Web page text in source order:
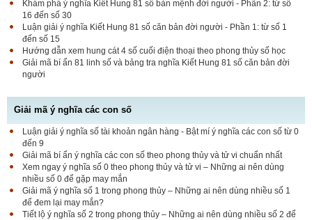
Khám phá ý nghĩa Kiết Hung 81 số bản mệnh đời người - Phần 2: từ số
16 đến số 30
Luận giải ý nghĩa Kiết Hung 81 số căn bản đời người - Phần 1: từ số 1
đến số 15
Hướng dẫn xem hung cát 4 số cuối điện thoại theo phong thủy số học
Giải mã bí ẩn 81 linh số và bảng tra nghĩa Kiết Hung 81 số căn bản đời
người
Giải mã ý nghĩa các con số
Luận giải ý nghĩa số tài khoản ngân hàng - Bật mí ý nghĩa các con số từ 0
đến 9
Giải mã bí ẩn ý nghĩa các con số theo phong thủy và tử vi chuẩn nhất
Xem ngay ý nghĩa số 0 theo phong thủy và tử vi – Những ai nên dùng
nhiều số 0 để gặp may mắn
Giải mã ý nghĩa số 1 trong phong thủy – Những ai nên dùng nhiều số 1
để đem lại may mắn?
Tiết lộ ý nghĩa số 2 trong phong thủy – Những ai nên dùng nhiều số 2 để